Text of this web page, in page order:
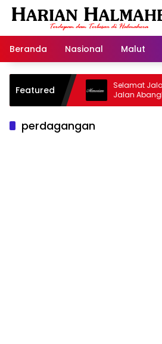
Langsung
Beranda
Nasional Malut
Featured
Warisan
Selamat Jalan
Jalan Abangku
perdagangan